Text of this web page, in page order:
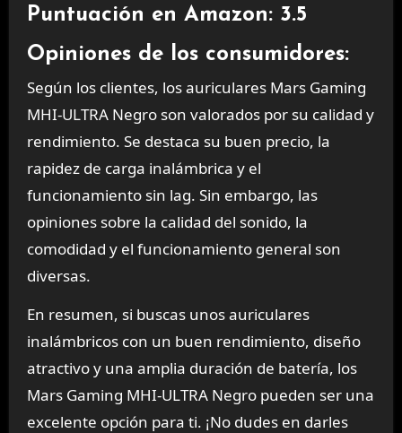
Puntuación en Amazon: 3.5
Opiniones de los consumidores:
Según los clientes, los auriculares Mars Gaming
MHI-ULTRA Negro son valorados por su calidad y
rendimiento. Se destaca su buen precio, la
rapidez de carga inalámbrica y el
funcionamiento sin lag. Sin embargo, las
opiniones sobre la calidad del sonido, la
comodidad y el funcionamiento general son
diversas.
En resumen, si buscas unos auriculares
inalámbricos con un buen rendimiento, diseño
atractivo y una amplia duración de batería, los
Mars Gaming MHI-ULTRA Negro pueden ser una
excelente opción para ti. ¡No dudes en darles